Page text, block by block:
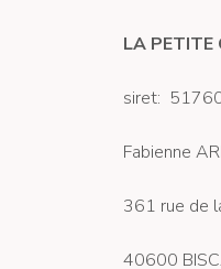
LA PETITE
siret:
Fabienne
361 rue de
40600